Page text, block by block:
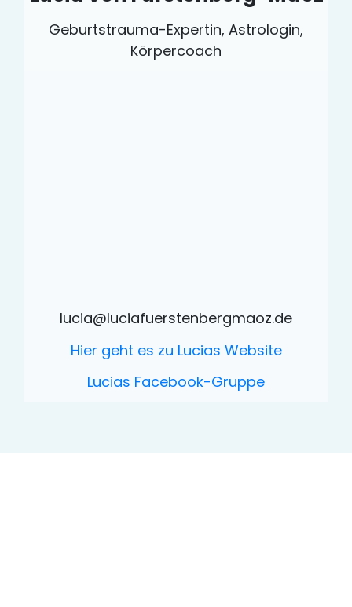
Geburtstrauma-Expertin, Astrologin,
Körpercoach
lucia@luciafuerstenbergmaoz.de
Hier geht es zu Lucias Website
Lucias Facebook-Gruppe